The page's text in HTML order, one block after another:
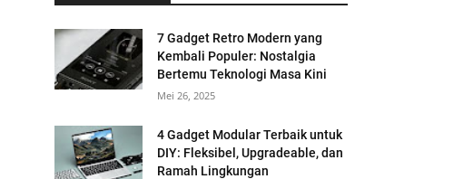
7 Gadget Retro Modern yang
Kembali Populer: Nostalgia
Bertemu Teknologi Masa Kini
Mei 26, 2025
4 Gadget Modular Terbaik untuk
DIY: Fleksibel, Upgradeable, dan
Ramah Lingkungan